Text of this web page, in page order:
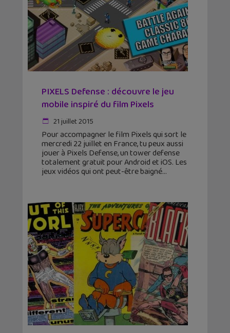
PIXELS Defense : découvre le jeu
mobile inspiré du film Pixels
21 juillet 2015
Pour accompagner le film Pixels qui sort le
mercredi 22 juillet en France, tu peux aussi
jouer à Pixels Defense, un tower defense
totalement gratuit pour Android et iOS. Les
jeux vidéos qui ont peut-être baigné